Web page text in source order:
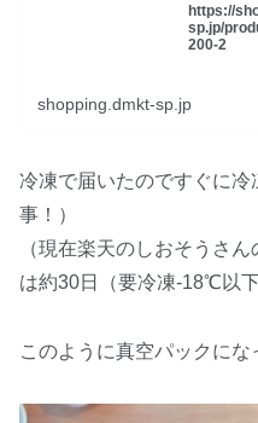
https://
sp.jp/
200-2
shopping.dmkt-sp.jp
冷凍で届いたのですぐに冷
事！）
（現在楽天のしおそうさ
は約30日（要冷凍-18℃以
このように真空パックにな